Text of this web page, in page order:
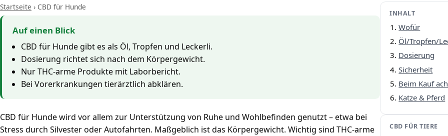
Startseite › CBD für Hunde
Auf einen Blick
CBD für Hunde gibt es als Öl, Tropfen und Leckerli.
Dosierung richtet sich nach dem Körpergewicht.
Nur THC-arme Produkte mit Laborbericht.
Bei Vorerkrankungen tierärztlich abklären.
CBD für Hunde wird vor allem zur Unterstützung von Ruhe und Wohlbefinden genutzt – etwa bei
Stress durch Silvester oder Autofahrten. Maßgeblich ist das Körpergewicht. Wichtig sind THC-arme
INHALT
Wofür
Öl/Tropfen/
Dosierung
Sicherheit
Beim Kauf
Katze & Pferd
CBD FÜR TIERE